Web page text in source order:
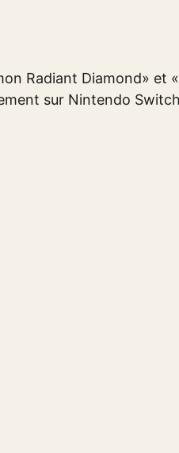
Radiant Diamond» et
sur Nintendo